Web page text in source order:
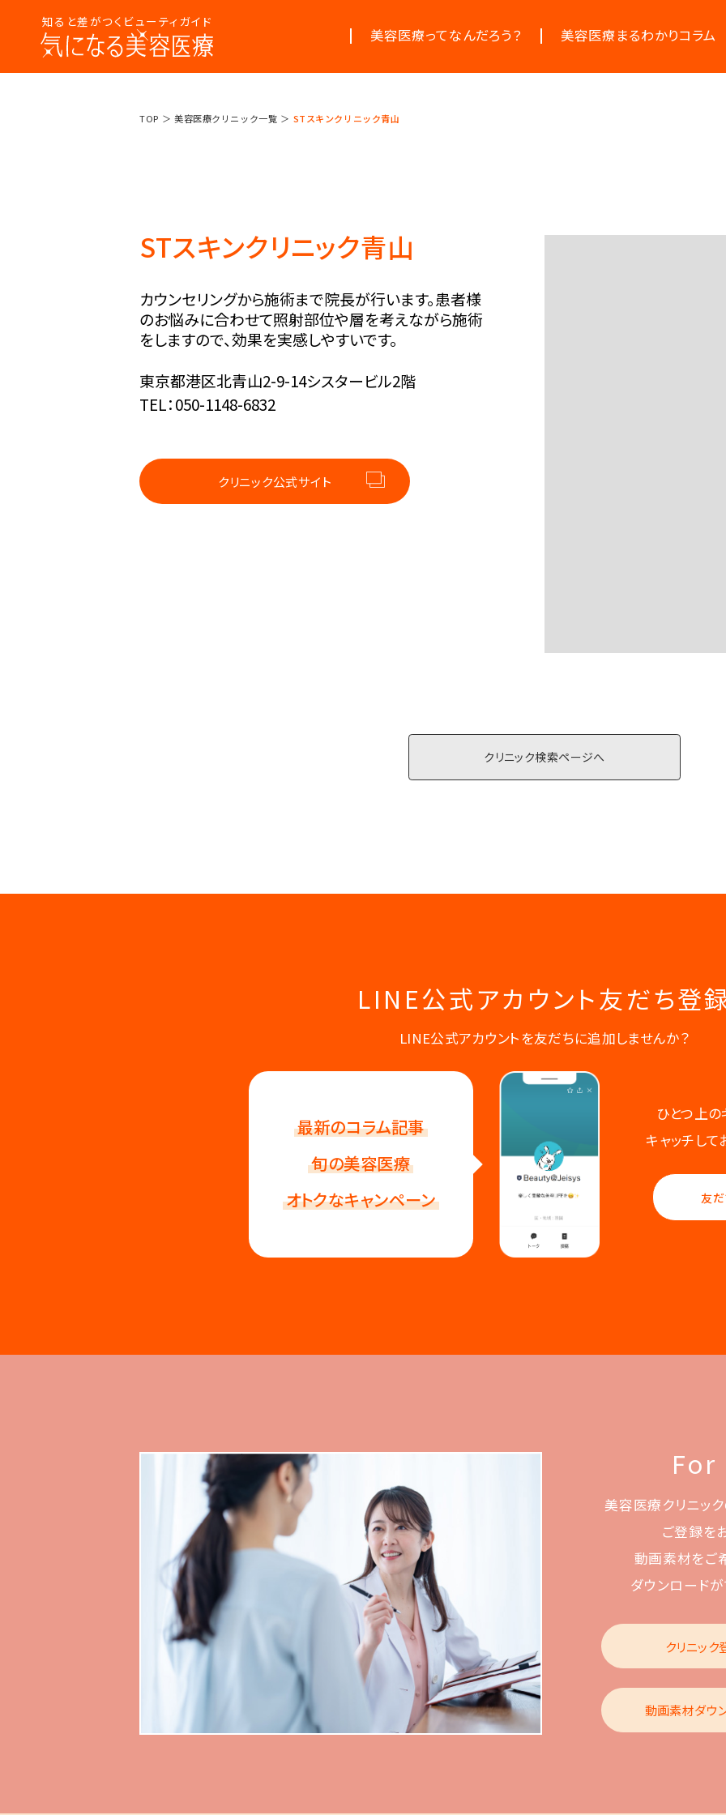
知ると差がつくビューティガイド
美容医療ってなんだろう？
美容医療って
美容医療まるわかりコラム
TOP 美容医療クリニック一覧 STスキンクリニック青山
STスキンクリニック青山
カウンセリングから施術まで院長が行います。患者様
のお悩みに合わせて照射部位や層を考えながら施術
をしますので、効果を実感しやすいです。
東京都港区北青山2-9-14シスタービル2階
TEL：050-1148-6832
クリニック公式サイト
クリニック検索ページへ
LINE公式アカウント友だち登
LINE公式アカウントを友だちに追加しませんか？
最新のコラム記事
旬の美容医療
オトクなキャンペーン
ひとつ上
キャッチし
友
For
美容医療クリニッ
ご登録を
動画素材をご
ダウンロードが
クリニッ
動画素材ダウ